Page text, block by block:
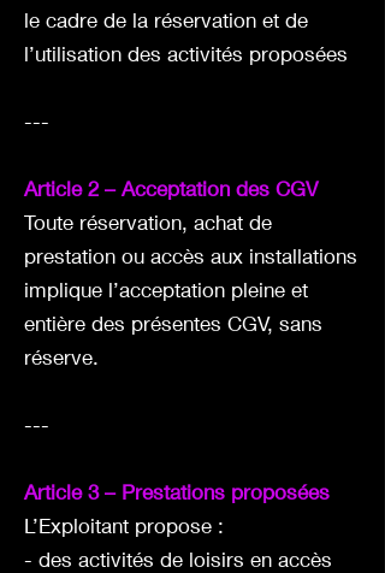
le cadre de la réservation et de
l’utilisation des activités proposées
---
Article 2 – Acceptation des CGV
Toute réservation, achat de
prestation ou accès aux installations
implique l’acceptation pleine et
entière des présentes CGV, sans
réserve.
---
Article 3 – Prestations proposées
L’Exploitant propose :
- des activités de loisirs en accès